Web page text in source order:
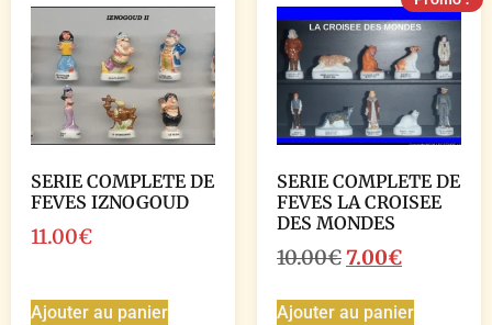
SERIE COMPLETE DE
FEVES IZNOGOUD
11.00€
Ajouter au panier
SERIE COMPLETE DE
FEVES LA CROISEE
DES MONDES
10.00€7.00€
Ajouter au panier